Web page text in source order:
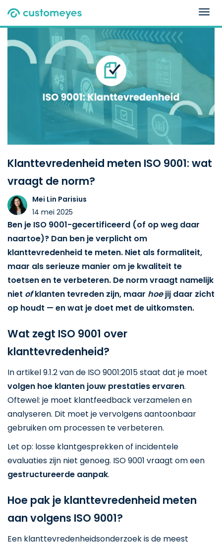
Klanttevredenheid meten ISO 9001: wat
vraagt de norm?
Mei Lin Parisius
14 mei 2025
Ben je ISO 9001-gecertificeerd (of op weg daar
naartoe)? Dan ben je verplicht om
klanttevredenheid te meten. Niet als formaliteit,
maar als serieuze manier om je kwaliteit te
toetsen en te verbeteren. De norm vraagt namelijk
niet ofklanten tevreden zijn, maar hoejij daar zicht
op houdt — en wat je doet met de uitkomsten.
Wat zegt ISO 9001 over
klanttevredenheid?
In artikel 9.1.2 van de ISO 9001:2015 staat dat je moet
volgen hoe klanten jouw prestaties ervaren.
Oftewel: je moet klantfeedback verzamelen en
analyseren. Dit moet je vervolgens aantoonbaar
gebruiken om processen te verbeteren.
Let op: losse klantgesprekken of incidentele
evaluaties zijn niet genoeg. ISO 9001 vraagt om een
gestructureerde aanpak.
Hoe pak je klanttevredenheid meten
aan volgens ISO 9001?
Een klanttevredenheidsonderzoek is de meest